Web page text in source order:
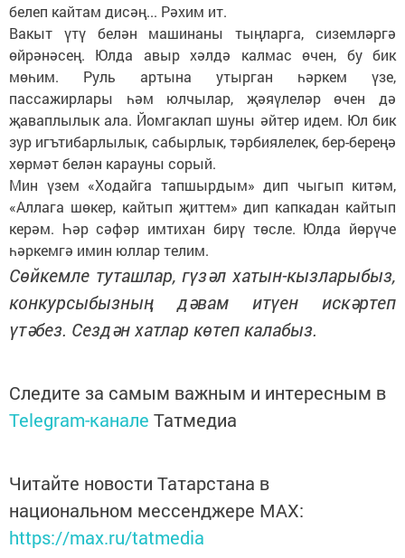
белеп кайтам дисәң... Рәхим ит.
Вакыт үтү белән машинаны тыңларга, сиземләргә
өйрәнәсең. Юлда авыр хәлдә калмас өчен, бу бик
мөһим. Руль артына утырган һәркем үзе,
пассажирлары һәм юлчылар, җәяүлеләр өчен дә
җаваплылык ала. Йомгаклап шуны әйтер идем. Юл бик
зур игътибарлылык, сабырлык, тәрбиялелек, бер-береңә
хөрмәт белән карауны сорый.
Мин үзем «Ходайга тапшырдым» дип чыгып китәм,
«Аллага шөкер, кайтып җиттем» дип капкадан кайтып
керәм. Һәр сәфәр имтихан бирү төсле. Юлда йөрүче
һәркемгә имин юллар телим.
Сөйкемле туташлар, гүзәл хатын-кызларыбыз,
конкурсыбызның дәвам итүен искәртеп
үтәбез. Сездән хатлар көтеп калабыз.
Следите за самым важным и интересным в
Telegram-канале Татмедиа
Читайте новости Татарстана в
национальном мессенджере MАХ:
https://max.ru/tatmedia